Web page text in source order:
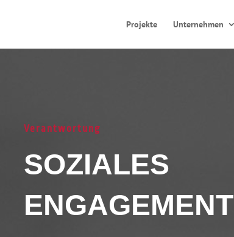
Projekte Unternehmen
Verantwortung
SOZIALES
ENGAGEMENT